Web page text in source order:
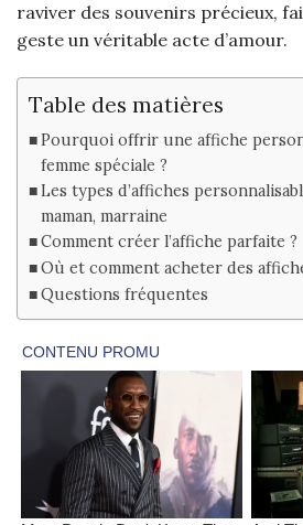
raviver des souvenirs précieux,
geste un véritable acte d’amour.
Table des matières
Pourquoi offrir une affiche
femme spéciale ?
Les types d’affiches
maman, marraine
Comment créer l’affiche parfaite ?
Où et comment acheter des
Questions fréquentes